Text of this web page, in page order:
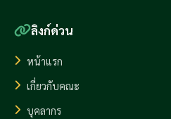
ลิงก์ด่วน
หน้าแรก
เกี่ยวกับคณะ
บุคลากร